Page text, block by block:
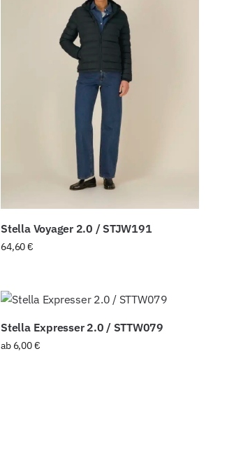
Stella Voyager 2.0 / STJW191
64,60€
Stella Expresser 2.0 / STTW079
ab 6,00€